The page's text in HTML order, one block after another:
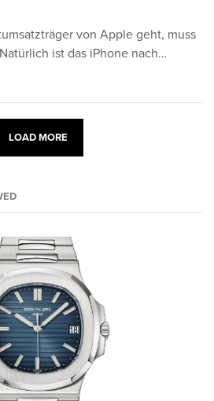
von Apple geht, muss
ist das iPhone nach…
LOAD MORE